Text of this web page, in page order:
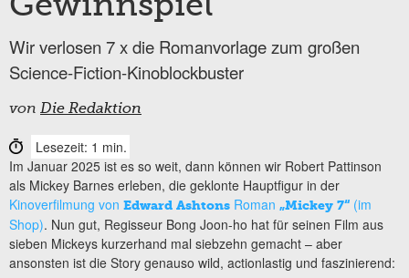
Gewinnspiel
Wir verlosen 7 x die Romanvorlage zum großen
Science-Fiction-Kinoblockbuster
von Die Redaktion
Lesezeit: 1 min.
Im Januar 2025 ist es so weit, dann können wir Robert Pattinson
als Mickey Barnes erleben, die geklonte Hauptfigur in der
Kinoverfilmung von Edward Ashtons Roman „Mickey 7“ (im
Shop). Nun gut, Regisseur Bong Joon-ho hat für seinen Film aus
sieben Mickeys kurzerhand mal siebzehn gemacht – aber
ansonsten ist die Story genauso wild, actionlastig und faszinierend: